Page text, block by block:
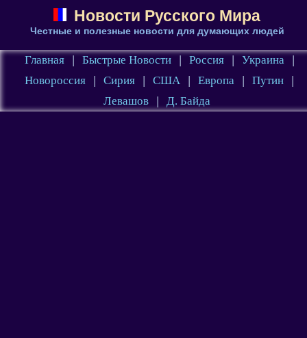
Новости Русского Мира
Честные и полезные новости для думающих людей
Главная | Быстрые Новости | Россия | Украина
|
Новороссия
| Сирия | США | Европа | Путин
|
Левашов
| Д. Байда